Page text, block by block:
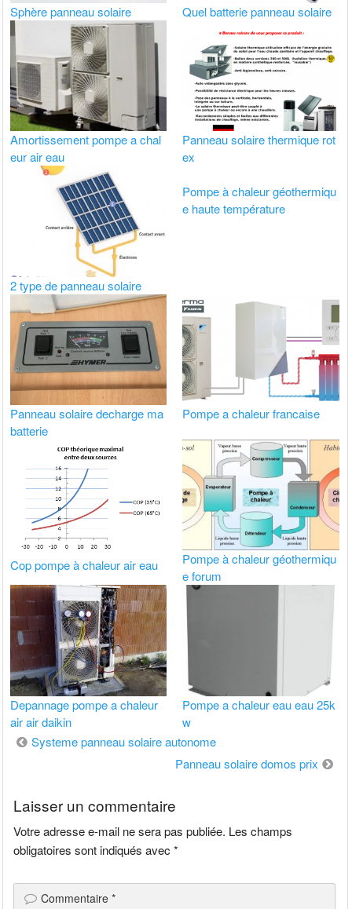
Sphère panneau solaire Quel batterie panneau solaire
Amortissement pompe a chal
eur air eau
Panneau solaire thermique rot
ex
2 type de panneau solaire
Pompe à chaleur géothermiqu
e haute température
Panneau solaire decharge ma
batterie
Pompe a chaleur francaise
Cop pompe à chaleur air eau
Pompe à chaleur géothermiqu
e forum
Depannage pompe a chaleur
air air daikin
Pompe a chaleur eau eau 25k
w
Navigation
Systeme panneau solaire autonome
Panneau solaire domos prix
Laisser un commentaire
Votre adresse e-mail ne sera pas publiée. Les champs
obligatoires sont indiqués avec*
Commentaire*